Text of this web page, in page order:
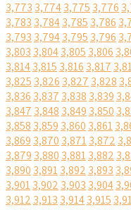
3,773 3,7743,775 3,776
3,783 3,7843,785 3,786
3,793 3,7943,795 3,796
3,803 3,8043,805 3,806
3,8143,815 3,816 3,817
3,825 3,826 3,827 3,828
3,836 3,837 3,838 3,839
3,847 3,848 3,849 3,850
3,858 3,859 3,860 3,861
3,869 3,870 3,8713,872
3,879 3,880 3,8813,882
3,890 3,8913,892 3,893
3,9013,902 3,903 3,904
3,912 3,913 3,9143,915